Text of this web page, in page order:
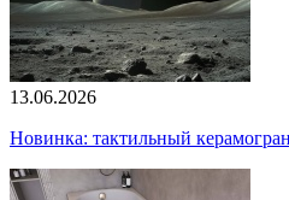
13.06.2026
Новинка: тактильный